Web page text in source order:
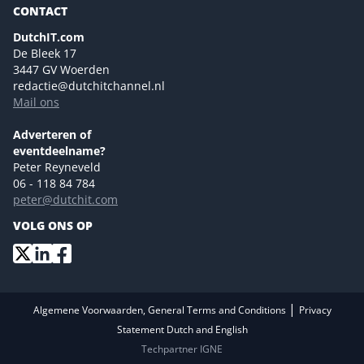
Marketingmogelijkheden 2026
Eventmogelijkheden 2026
Advertising opportunities 2026 ENG
Event opportunities 2026 ENG
NL Digital
Versturen
CONTACT
DutchIT.com
De Bleek 17
3447 GV Woerden
redactie@dutchitchannel.nl
Mail ons
Adverteren of
eventdeelname?
Peter Reyneveld
06 - 118 84 784
peter@dutchit.com
VOLG ONS OP
Algemene Voorwaarden, General Terms and Conditions | Privacy
Statement Dutch and English
Techpartner IGNE